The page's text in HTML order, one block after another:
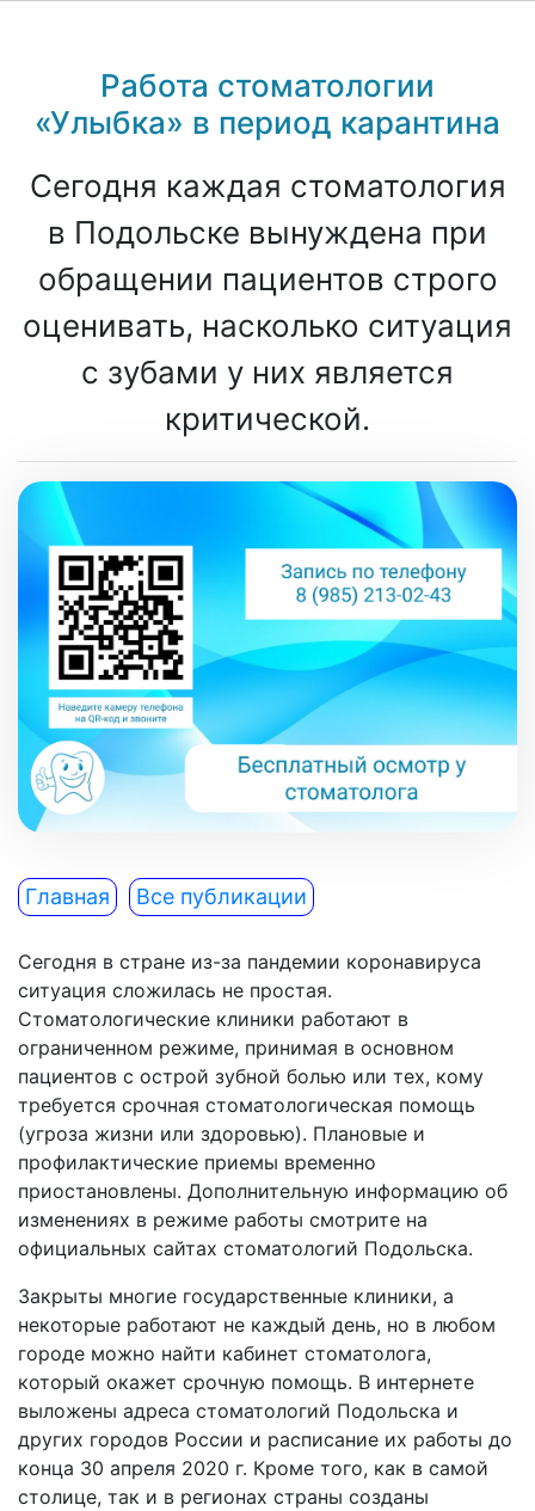
Работа стоматологии
«Улыбка» в период карантина
Сегодня каждая стоматология
в Подольске вынуждена при
обращении пациентов строго
оценивать, насколько ситуация
с зубами у них является
критической.
Главная Все публикации
Сегодня в стране из-за пандемии коронавируса
ситуация сложилась не простая.
Стоматологические клиники работают в
ограниченном режиме, принимая в основном
пациентов с острой зубной болью или тех, кому
требуется срочная стоматологическая помощь
(угроза жизни или здоровью). Плановые и
профилактические приемы временно
приостановлены. Дополнительную информацию об
изменениях в режиме работы смотрите на
официальных сайтах стоматологий Подольска.
Закрыты многие государственные клиники, а
некоторые работают не каждый день, но в любом
городе можно найти кабинет стоматолога,
который окажет срочную помощь. В интернете
выложены адреса стоматологий Подольска и
других городов России и расписание их работы до
конца 30 апреля 2020 г. Кроме того, как в самой
столице, так и в регионах страны созданы